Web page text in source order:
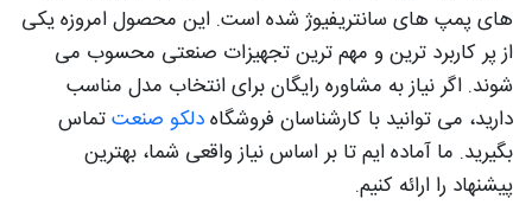
های پمپ های سانتریفیوژ شده است. این محصول امروزه یکی
از پر کاربرد ترین و مهم ترین تجهیزات صنعتی محسوب می
شوند. اگر نیاز به مشاوره رایگان برای انتخاب مدل مناسب
دارید، می‌ توانید با کارشناسان فروشگاهدلکو صنعتتماس
بگیرید. ما آماده‌ ایم تا بر اساس نیاز واقعی شما، بهترین
پیشنهاد را ارائه کنیم.